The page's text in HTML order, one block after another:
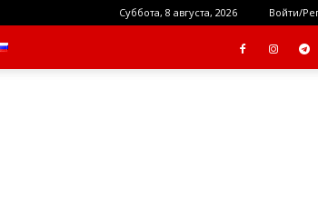
Суббота, 8 августа, 2026 Войти/